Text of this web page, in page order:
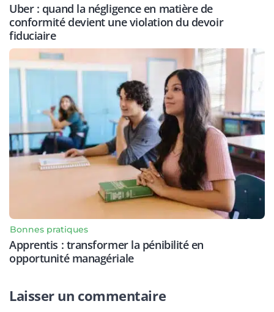
Uber : quand la négligence en matière de
conformité devient une violation du devoir
fiduciaire
Bonnes pratiques
Apprentis : transformer la pénibilité en
opportunité managériale
Laisser un commentaire